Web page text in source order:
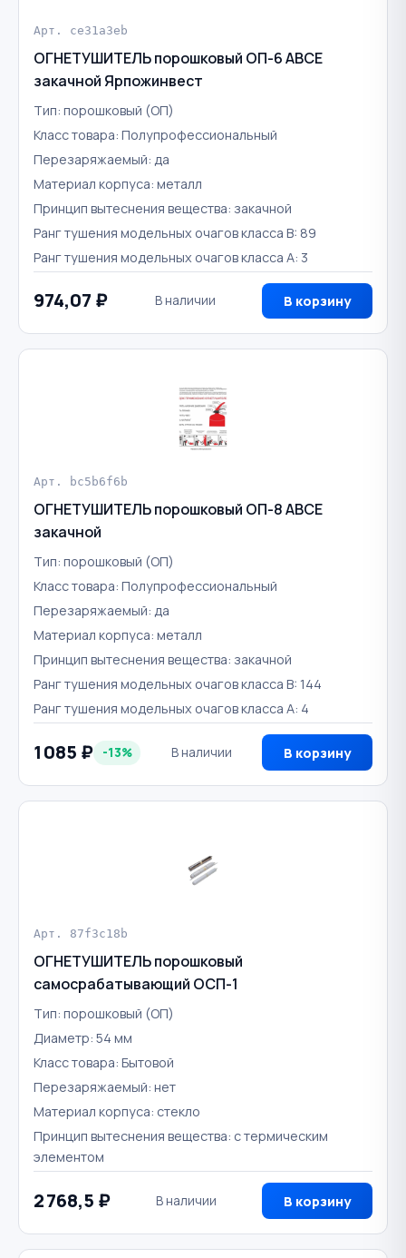
Арт. ce31a3eb
ОГНЕТУШИТЕЛЬ порошковый ОП-6 ABCE
закачной Ярпожинвест
Тип: порошковый (ОП)
Класс товара: Полупрофессиональный
Перезаряжаемый: да
Материал корпуса: металл
Принцип вытеснения вещества: закачной
Ранг тушения модельных очагов класса B: 89
Ранг тушения модельных очагов класса А: 3
974,07 ₽ В наличии В корзину
Арт. bc5b6f6b
ОГНЕТУШИТЕЛЬ порошковый ОП-8 ABCE
закачной
Тип: порошковый (ОП)
Класс товара: Полупрофессиональный
Перезаряжаемый: да
Материал корпуса: металл
Принцип вытеснения вещества: закачной
Ранг тушения модельных очагов класса B: 144
Ранг тушения модельных очагов класса А: 4
1 085 ₽ -13% В наличии В корзину
Арт. 87f3c18b
ОГНЕТУШИТЕЛЬ порошковый
самосрабатывающий ОСП-1
Тип: порошковый (ОП)
Диаметр: 54 мм
Класс товара: Бытовой
Перезаряжаемый: нет
Материал корпуса: стекло
Принцип вытеснения вещества: с термическим
элементом
2 768,5 ₽ В наличии В корзину